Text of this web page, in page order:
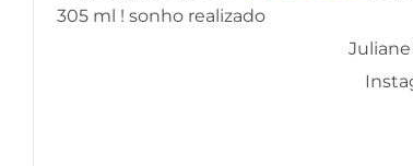
305 ml ! sonho realizado
Juliane